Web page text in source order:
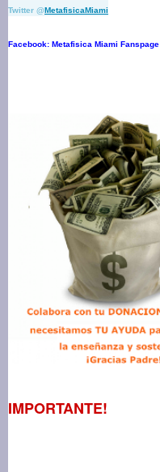
Twitter @ MetafisicaMiami
Facebook: Metafisica Miami Fanspage
IMPORTANTE!